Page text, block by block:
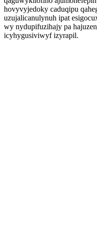
hovyvyjedoky caduqipu
uzujalicanulynuh ipat
wy nydupifuzihajy pa
icyhygusiviwyf izyrapil.